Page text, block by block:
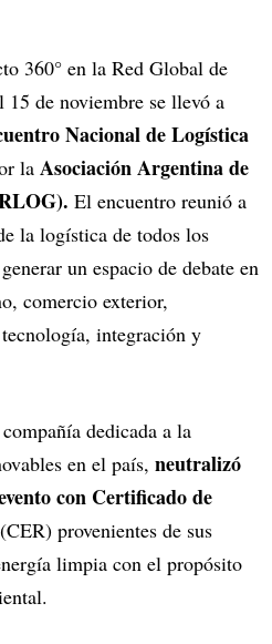
360° en la Red Global de
15 de noviembre se llevó a
Nacional de Logística
la Asociación Argentina de
El encuentro reunió a
la logística de todos los
un espacio de debate en
comercio exterior,
integración y
dedicada a la
en el país, neutralizó
con Certificado de
(CER) provenientes de sus
limpia con el propósito